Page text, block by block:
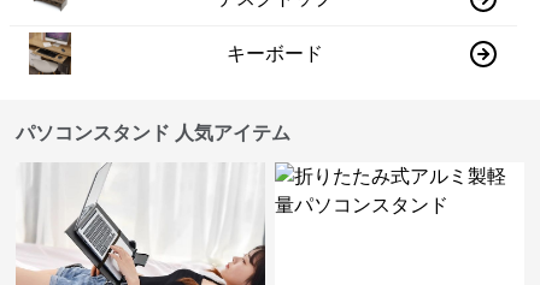
キーボード
パソコンスタンド 人気アイテム